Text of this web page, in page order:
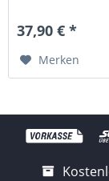
37,90 € *
Merken